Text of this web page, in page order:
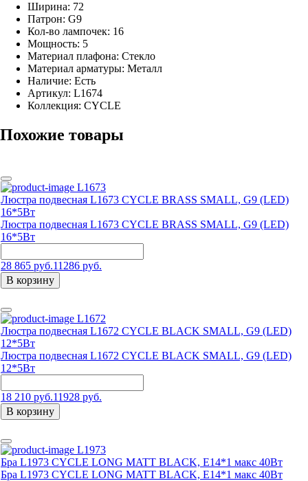
Ширина: 72
Патрон: G9
Кол-во лампочек: 16
Мощность: 5
Материал плафона: Стекло
Материал арматуры: Металл
Наличие: Есть
Артикул: L1674
Коллекция: CYCLE
Похожие товары
L1673
Люстра подвесная L1673 CYCLE BRASS SMALL, G9 (LED)
16*5Вт
Люстра подвесная L1673 CYCLE BRASS SMALL, G9 (LED)
16*5Вт
28 865 руб.11286 руб.
В корзину
L1672
Люстра подвесная L1672 CYCLE BLACK SMALL, G9 (LED)
12*5Вт
Люстра подвесная L1672 CYCLE BLACK SMALL, G9 (LED)
12*5Вт
18 210 руб.11928 руб.
В корзину
L1973
Бра L1973 CYCLE LONG MATT BLACK, E14*1 макс 40Вт
Бра L1973 CYCLE LONG MATT BLACK, E14*1 макс 40Вт